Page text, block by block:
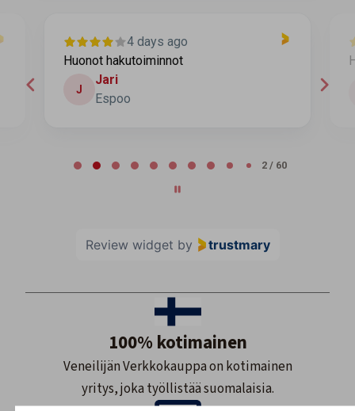
4 days ago
Huonot hakutoiminnot
J
Jari
Espoo
2 / 60
Review widget by trustmary
100% kotimainen
Veneilijän Verkkokauppa on kotimainen
yritys, joka työllistää suomalaisia.